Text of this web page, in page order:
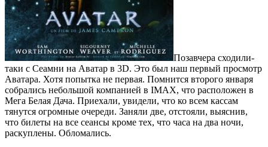
Позавчера сходили-
таки с Сеамни на Аватар в 3D. Это был наш первый просмотр
Аватара. Хотя попытка не первая. Помнится второго января
собрались небольшой компанией в IMAX, что расположен в
Мега Белая Дача. Приехали, увидели, что ко всем кассам
тянутся огромные очереди. Заняли две, отстояли, выяснив,
что билеты на все сеансы кроме тех, что часа на два ночи,
раскуплены. Обломались.